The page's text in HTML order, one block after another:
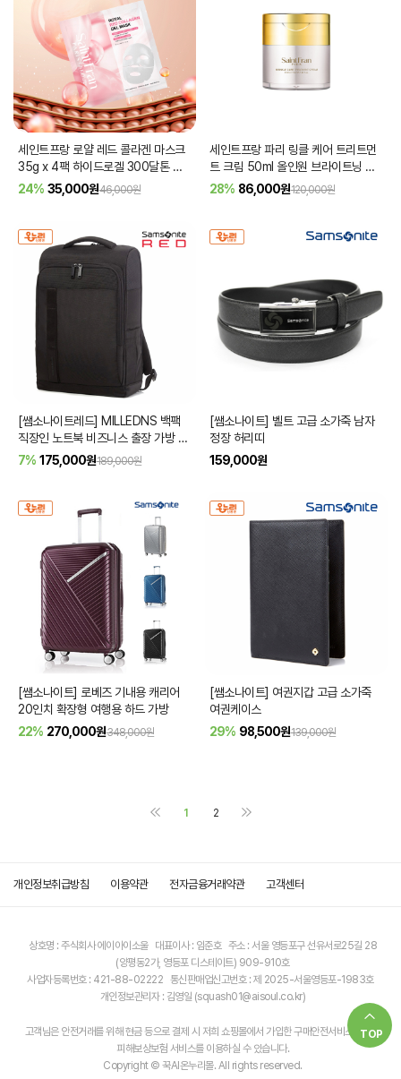
세인트프랑 로얄 레드 콜라겐 마스크
35g x 4팩 하이드로겔 300달톤 수
면팩 광채
24% 35,000원46,000원
세인트프랑 파리 링클 케어 트리트먼
트 크림 50ml 올인원 브라이트닝 광
채 물광
28% 86,000원120,000원
[쌤소나이트레드] MILLEDNS 백팩
직장인 노트북 비즈니스 출장 가방 블
랙
7% 175,000원189,000원
[쌤소나이트] 벨트 고급 소가죽 남자
정장 허리띠
159,000원
[쌤소나이트] 로베즈 기내용 캐리어
20인치 확장형 여행용 하드 가방
22% 270,000원348,000원
[쌤소나이트] 여권지갑 고급 소가죽
여권케이스
29% 98,500원139,000원
1 2
개인정보취급방침 이용약관 전자금융거래약관 고객센터
상호명 : 주식회사 에이아이소울 대표이사 : 임준호 주소 : 서울 영등포구 선유서로25길 28
(양평동2가, 영등포 디스테이트) 909-910호
사업자등록번호 : 421-88-02222 통신판매업신고번호 : 제 2025-서울영등포-1983호
개인정보관리자 : 김영일 (squash01@aisoul.co.kr)
고객님은 안전거래를 위해 현금 등으로 결제 시 저희 쇼핑몰에서 가입한 구매안전서비스 소비자
피해보상보험 서비스를 이용하실 수 있습니다.
Copyright © 꾹AI온누리몰. All rights reserved.
TOP